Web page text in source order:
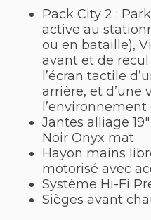
Pack City 2 :
active au
ou en bataille),
avant et de
l’écran tactile
arrière, et d’une
l’environnement
Jantes alliage
Noir Onyx mat
Hayon mains
motorisé avec
Système Hi-Fi
Sièges avant